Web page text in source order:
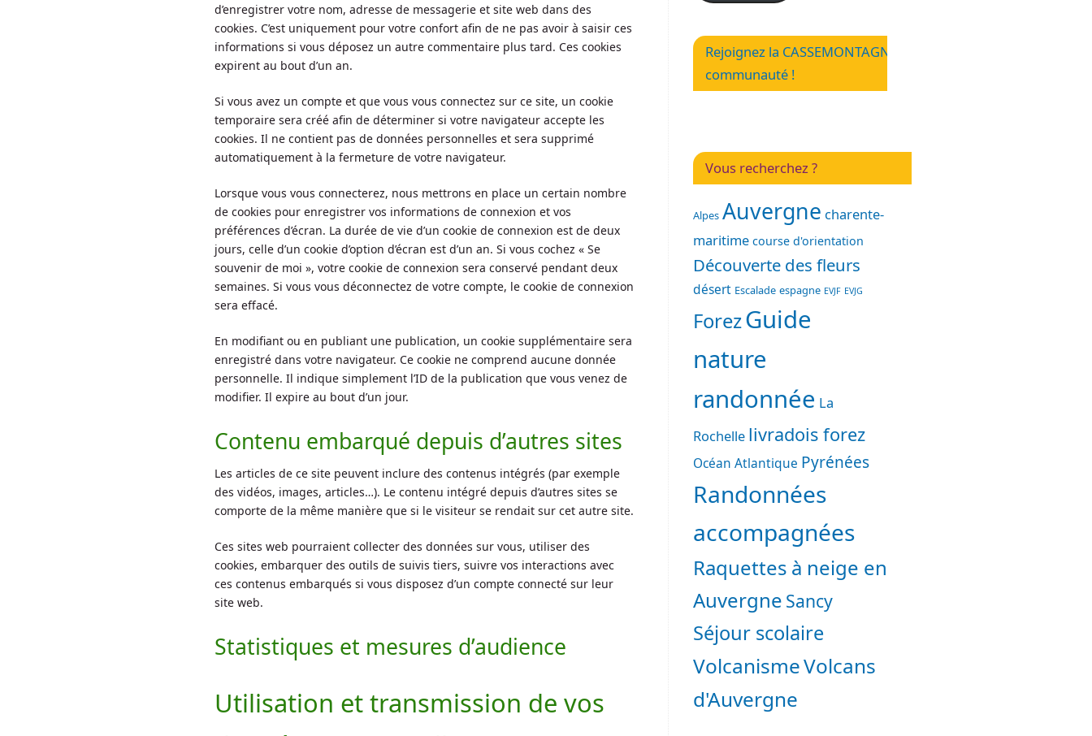
d’enregistrer votre nom, adresse de messagerie et site web dans des
cookies. C’est uniquement pour votre confort afin de ne pas avoir à saisir ces
informations si vous déposez un autre commentaire plus tard. Ces cookies
expirent au bout d’un an.
Si vous avez un compte et que vous vous connectez sur ce site, un cookie
temporaire sera créé afin de déterminer si votre navigateur accepte les
cookies. Il ne contient pas de données personnelles et sera supprimé
automatiquement à la fermeture de votre navigateur.
Lorsque vous vous connecterez, nous mettrons en place un certain nombre
de cookies pour enregistrer vos informations de connexion et vos
préférences d’écran. La durée de vie d’un cookie de connexion est de deux
jours, celle d’un cookie d’option d’écran est d’un an. Si vous cochez « Se
souvenir de moi », votre cookie de connexion sera conservé pendant deux
semaines. Si vous vous déconnectez de votre compte, le cookie de connexion
sera effacé.
En modifiant ou en publiant une publication, un cookie supplémentaire sera
enregistré dans votre navigateur. Ce cookie ne comprend aucune donnée
personnelle. Il indique simplement l’ID de la publication que vous venez de
modifier. Il expire au bout d’un jour.
Contenu embarqué depuis d’autres sites
Les articles de ce site peuvent inclure des contenus intégrés (par exemple
des vidéos, images, articles…). Le contenu intégré depuis d’autres sites se
comporte de la même manière que si le visiteur se rendait sur cet autre site.
Ces sites web pourraient collecter des données sur vous, utiliser des
cookies, embarquer des outils de suivis tiers, suivre vos interactions avec
ces contenus embarqués si vous disposez d’un compte connecté sur leur
site web.
Statistiques et mesures d’audience
Utilisation et transmission de vos
Rejoignez la CASSEMONTAGNE
communauté !
Vous recherchez ?
Alpes Auvergne charente-
maritime course d'orientation
Découverte des fleurs
désert Escalade espagne EVJF EVJG
ForezGuide
nature
randonnée La
Rochelle livradois forez
Océan Atlantique Pyrénées
Randonnées
accompagnées
Raquettes à neige en
Auvergne Sancy
Séjour scolaire
VolcanismeVolcans
d'Auvergne